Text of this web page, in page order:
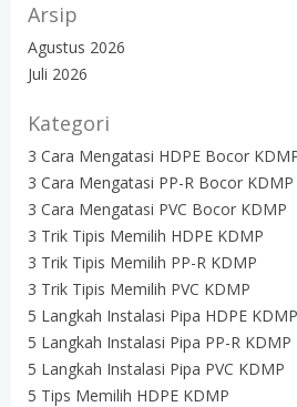
Arsip
Agustus 2026
Juli 2026
Kategori
3 Cara Mengatasi HDPE Bocor
3 Cara Mengatasi PP-R Bocor KDMP
3 Cara Mengatasi PVC Bocor KDMP
3 Trik Tipis Memilih HDPE KDMP
3 Trik Tipis Memilih PP-R KDMP
3 Trik Tipis Memilih PVC KDMP
5 Langkah Instalasi Pipa HDPE KDMP
5 Langkah Instalasi Pipa PP-R KDMP
5 Langkah Instalasi Pipa PVC KDMP
5 Tips Memilih HDPE KDMP